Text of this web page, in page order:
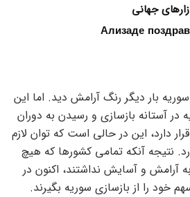
جهانی
Ализаде
بار دیگر رنگ آرامش دید. اما این
در آستانه بازسازی و رسیدن به دوران
دارد، این در حالی است که توان لازم
نتیجه آنکه تمامی کشور‌ها که هیچ
آرامش و آسایش نداشتند، اکنون در
خود را از بازسازی سوریه بگیرند.